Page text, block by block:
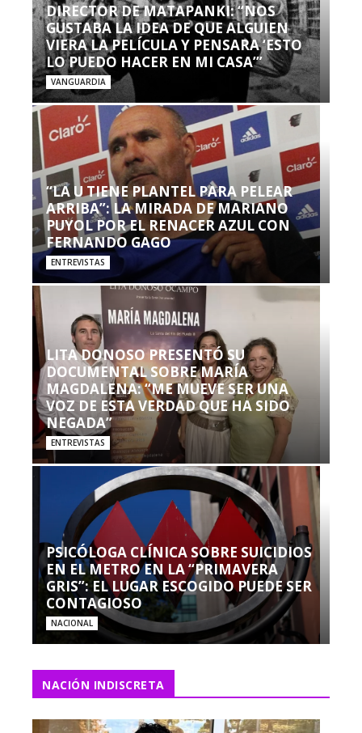
DIRECTOR DE MATAPANKI: “NOS
GUSTABA LA IDEA DE QUE ALGUIEN
VIERA LA PELÍCULA Y PENSARA ‘ESTO
LO PUEDO HACER EN MI CASA’”
VANGUARDIA
“LA U TIENE PLANTEL PARA PELEAR
ARRIBA”: LA MIRADA DE MARIANO
PUYOL POR EL RENACER AZUL CON
FERNANDO GAGO
ENTREVISTAS
LITA DONOSO PRESENTÓ SU
DOCUMENTAL SOBRE MARÍA
MAGDALENA: “ME MUEVE SER UNA
VOZ DE ESTA VERDAD QUE HA SIDO
NEGADA”
ENTREVISTAS
PSICÓLOGA CLÍNICA SOBRE SUICIDIOS
EN EL METRO EN LA “PRIMAVERA
GRIS”: EL LUGAR ESCOGIDO PUEDE SER
CONTAGIOSO
NACIONAL
NACIÓN INDISCRETA